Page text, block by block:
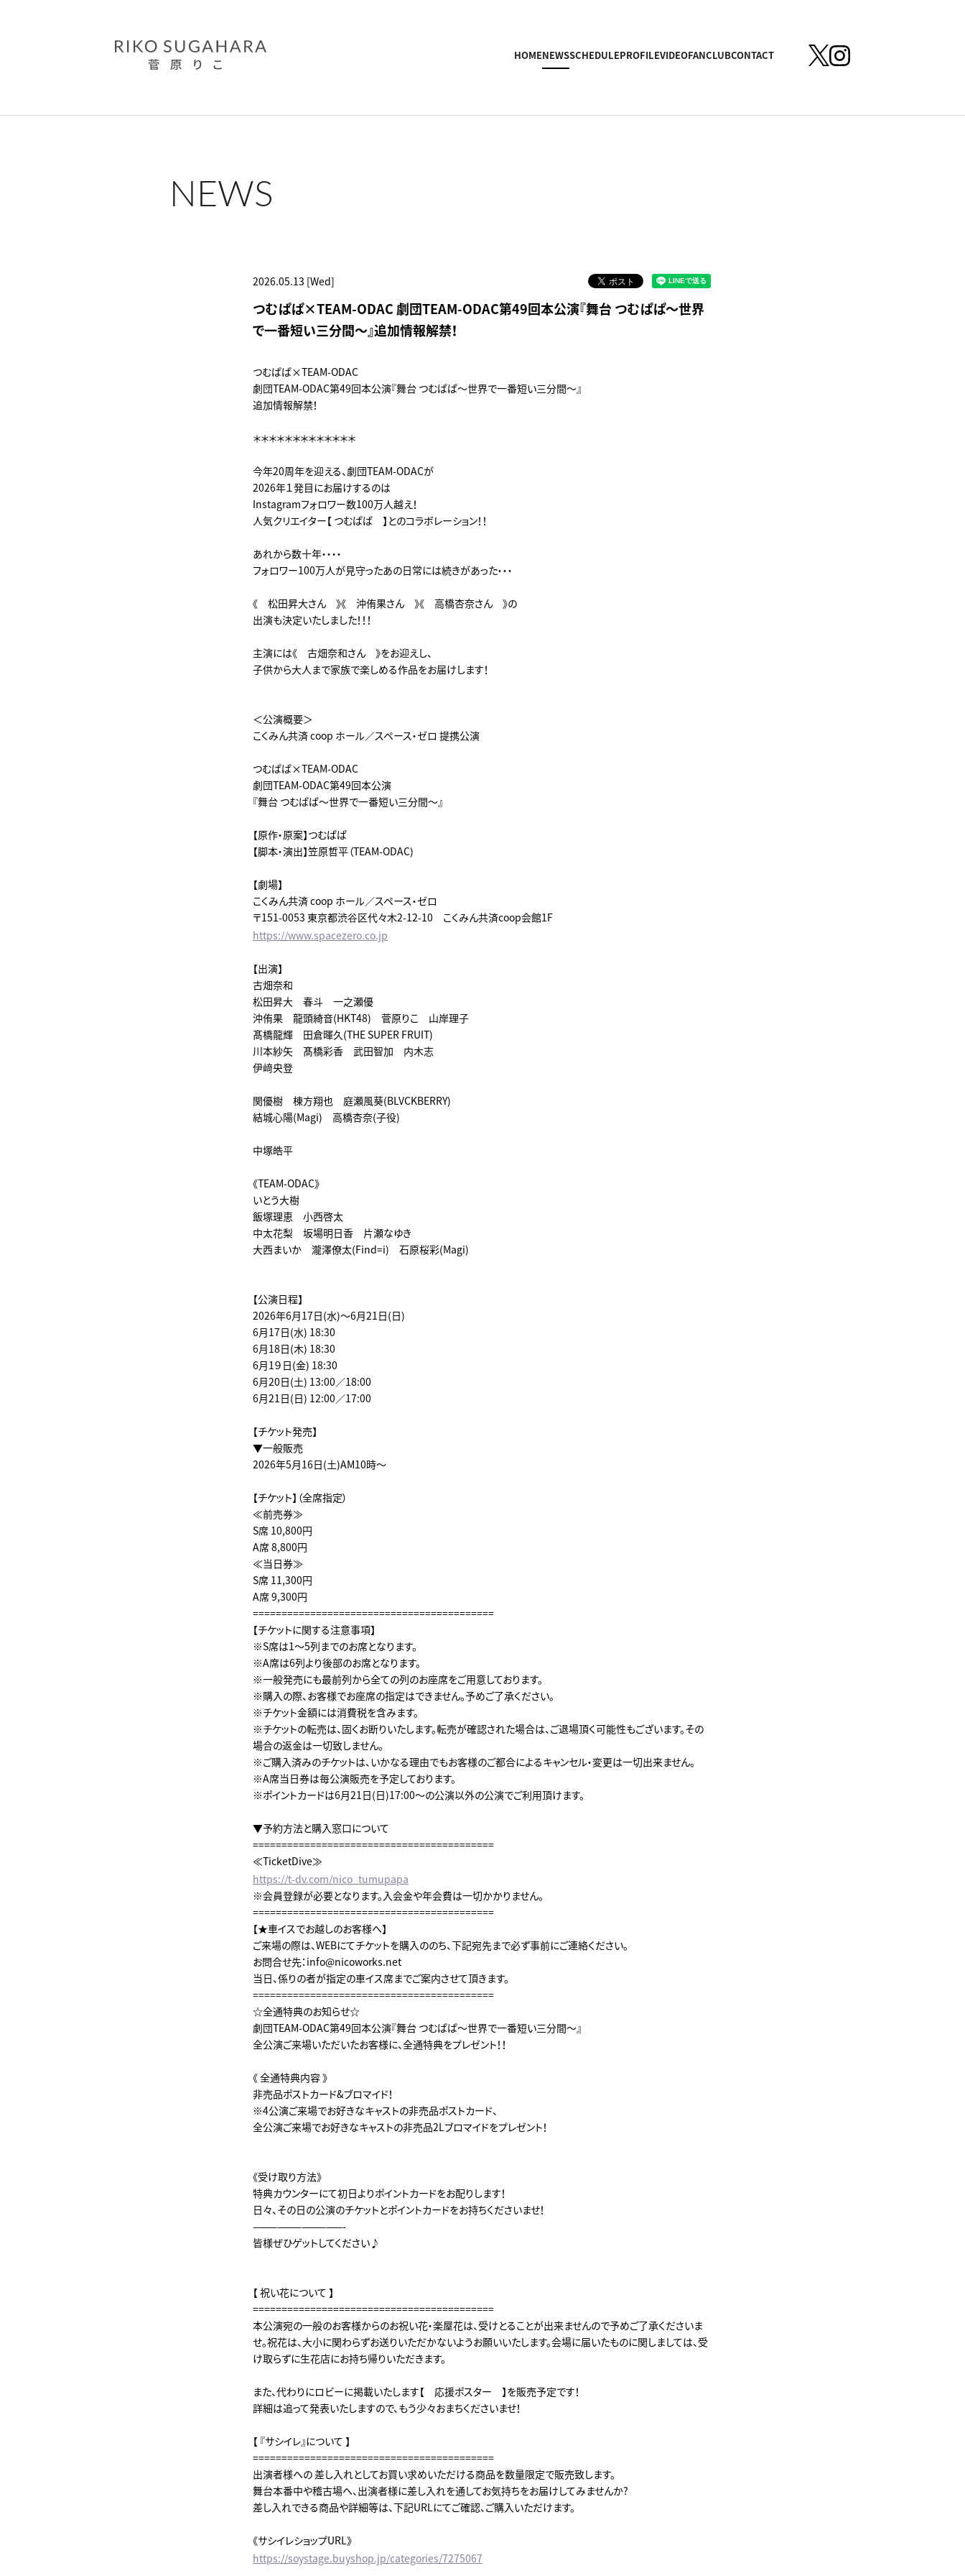
HOMENEWSSCHEDULEPROFILEVIDEOFANCLUBCONTACT
NEWS
2026.05.13 [Wed]
つむぱぱ×TEAM-ODAC 劇団TEAM-ODAC第49回本公演『舞台 つむぱぱ～世界
で一番短い三分間～』追加情報解禁！
つむぱぱ×TEAM-ODAC
劇団TEAM-ODAC第49回本公演『舞台 つむぱぱ～世界で一番短い三分間～』
追加情報解禁！
＊＊＊＊＊＊＊＊＊＊＊＊＊
今年20周年を迎える、劇団TEAM-ODACが
2026年１発目にお届けするのは
Instagramフォロワー数100万人越え！
人気クリエイター【 つむぱぱ 】とのコラボレーション！！
あれから数十年・・・・
フォロワー100万人が見守ったあの日常には続きがあった・・・
《 松田昇大さん 》《 沖侑果さん 》《 高橋杏奈さん 》の
出演も決定いたしました！！！
主演には《 古畑奈和さん 》をお迎えし、
子供から大人まで家族で楽しめる作品をお届けします！
＜公演概要＞
こくみん共済 coop ホール／スペース・ゼロ 提携公演
つむぱぱ×TEAM-ODAC
劇団TEAM-ODAC第49回本公演
『舞台 つむぱぱ～世界で一番短い三分間～』
【原作・原案】つむぱぱ
【脚本・演出】笠原哲平（TEAM-ODAC)
【劇場】
こくみん共済 coop ホール／スペース・ゼロ
〒151-0053 東京都渋谷区代々木2-12-10 こくみん共済coop会館1F
https://www.spacezero.co.jp
【出演】
古畑奈和
松田昇大 春斗 一之瀬優
沖侑果 龍頭綺音(HKT48) 菅原りこ 山岸理子
髙橋龍輝 田倉暉久(THE SUPER FRUIT)
川本紗矢 髙橋彩香 武田智加 内木志
伊﨑央登
関優樹 棟方翔也 庭瀬風葵(BLVCKBERRY)
結城心陽(Magi) 高橋杏奈(子役)
中塚皓平
《TEAM-ODAC》
いとう大樹
飯塚理恵 小西啓太
中太花梨 坂場明日香 片瀬なゆき
大西まいか 瀧澤僚太(Find=i) 石原桜彩(Magi)
【公演日程】
2026年6月17日(水)～6月21日(日)
6月17日(水) 18:30
6月18日(木) 18:30
6月1９日(金) 18:30
6月20日(土) 13:00／18:00
6月21日(日) 12:00／17:00
【チケット発売】
▼一般販売
2026年5月16日(土)AM10時～
【チケット】（全席指定）
≪前売券≫
S席 10,800円
A席 8,800円
≪当日券≫
S席 11,300円
A席 9,300円
==========================================
【チケットに関する注意事項】
※S席は1～5列までのお席となります。
※A席は6列より後部のお席となります。
※一般発売にも最前列から全ての列のお座席をご用意しております。
※購入の際、お客様でお座席の指定はできません。予めご了承ください。
※チケット金額には消費税を含みます。
※チケットの転売は、固くお断りいたします。転売が確認された場合は、ご退場頂く可能性もございます。その
場合の返金は一切致しません。
※ご購入済みのチケットは、いかなる理由でもお客様のご都合によるキャンセル・変更は一切出来ません。
※A席当日券は毎公演販売を予定しております。
※ポイントカードは6月21日(日)17:00～の公演以外の公演でご利用頂けます。
▼予約方法と購入窓口について
==========================================
≪TicketDive≫
https://t-dv.com/nico_tumupapa
※会員登録が必要となります。入会金や年会費は一切かかりません。
==========================================
【★車イスでお越しのお客様へ】
ご来場の際は、WEBにてチケットを購入ののち、下記宛先まで必ず事前にご連絡ください。
お問合せ先：info@nicoworks.net
当日、係りの者が指定の車イス席までご案内させて頂きます。
==========================================
☆全通特典のお知らせ☆
劇団TEAM-ODAC第49回本公演『舞台 つむぱぱ～世界で一番短い三分間～』
全公演ご来場いただいたお客様に、全通特典をプレゼント！！
《 全通特典内容 》
非売品ポストカード&ブロマイド！
※4公演ご来場でお好きなキャストの非売品ポストカード、
全公演ご来場でお好きなキャストの非売品2Lブロマイドをプレゼント！
《受け取り方法》
特典カウンターにて初日よりポイントカードをお配りします！
日々、その日の公演のチケットとポイントカードをお持ちくださいませ！
———————————-
皆様ぜひゲットしてください♪
【 祝い花について 】
==========================================
本公演宛の一般のお客様からのお祝い花・楽屋花は、受けとることが出来ませんので予めご了承くださいま
せ。祝花は、大小に関わらずお送りいただかないようお願いいたします。会場に届いたものに関しましては、受
け取らずに生花店にお持ち帰りいただきます。
また、代わりにロビーに掲載いたします【 応援ポスター 】を販売予定です！
詳細は追って発表いたしますので、もう少々おまちくださいませ！
【 『サシイレ』について 】
==========================================
出演者様への 差し入れとしてお買い求めいただける商品を数量限定で販売致します。
舞台本番中や稽古場へ、出演者様に差し入れを通してお気持ちをお届けしてみませんか?
差し入れできる商品や詳細等は、下記URLにてご確認、ご購入いただけます。
《サシイレショップURL》
https://soystage.buyshop.jp/categories/7275067